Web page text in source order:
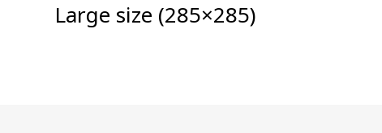
Large size (285×285)